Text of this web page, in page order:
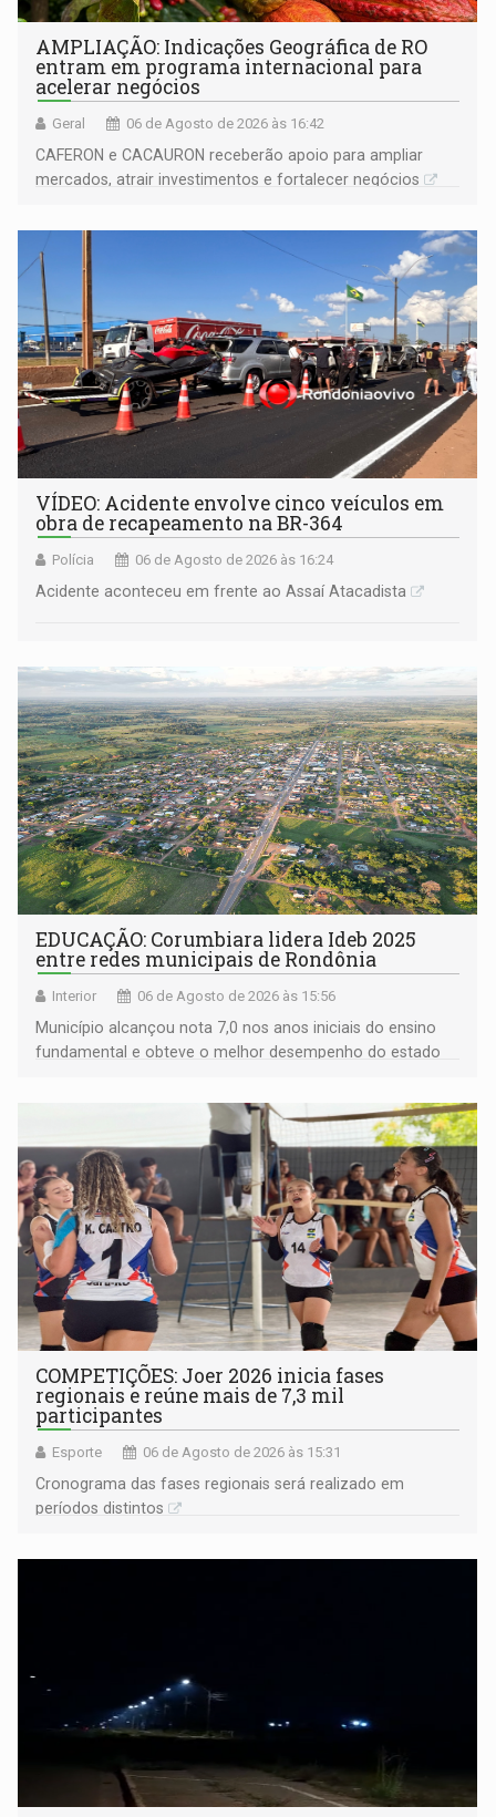
AMPLIAÇÃO: Indicações Geográfica de RO
entram em programa internacional para
acelerar negócios
Geral 06 de Agosto de 2026 às 16:42
CAFERON e CACAURON receberão apoio para ampliar
mercados, atrair investimentos e fortalecer negócios
VÍDEO: Acidente envolve cinco veículos em
obra de recapeamento na BR-364
Polícia 06 de Agosto de 2026 às 16:24
Acidente aconteceu em frente ao Assaí Atacadista
EDUCAÇÃO: Corumbiara lidera Ideb 2025
entre redes municipais de Rondônia
Interior 06 de Agosto de 2026 às 15:56
Município alcançou nota 7,0 nos anos iniciais do ensino
fundamental e obteve o melhor desempenho do estado
COMPETIÇÕES: Joer 2026 inicia fases
regionais e reúne mais de 7,3 mil
participantes
Esporte 06 de Agosto de 2026 às 15:31
Cronograma das fases regionais será realizado em
períodos distintos